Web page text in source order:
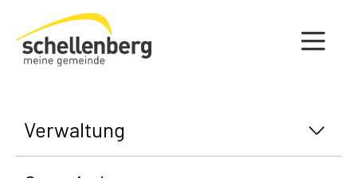
Gemeinde Schellenberg Startseite
Verwaltung